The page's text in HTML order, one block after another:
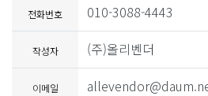
전화번호 010-3088-4443
작성자 (주)올리벤더
이메일